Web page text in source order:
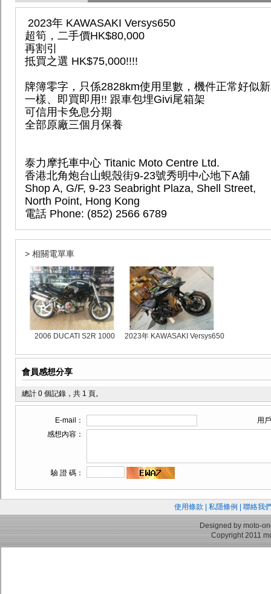
2023年 KAWASAKI Versys650
超筍，二手價HK$80,000
再割引
抵買之選 HK$75,000!!!!
牌簿零字，只係2828km使用里數，機件正常好似
一樣、即買即用!! 跟車包埋Givi尾箱架
可信用卡免息分期
全部原廠三個月保養
泰力摩托車中心 Titanic Moto Centre Ltd.
香港北角炮台山蜆殼街9-23號秀明中心地下A舖
Shop A, G/F, 9-23 Seabright Plaza, Shell Street,
North Point, Hong Kong
電話 Phone: (852) 2566 6789
> 相關電單車
2006 DUCATI S2R 1000 2023年 KAWASAKI Versys650
會員感想分享
總計 0 個記錄，共 1 頁。
E-mail：
用
感想內容：
驗 證 碼：
使用條款 私隱條例 聯絡我
Designed by moto-
Copyright 2011